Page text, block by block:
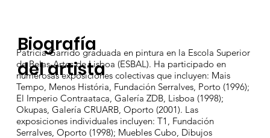
Patrícia Garrido graduada en pintura en la Escola Superior
de Belas-Artes de Lisboa (ESBAL). Ha participado en
numerosas exposiciones colectivas que incluyen: Mais
Tempo, Menos História, Fundación Serralves, Porto (1996);
El Imperio Contraataca, Galería ZDB, Lisboa (1998);
Okupas, Galería CRUARB, Oporto (2001). Las
exposiciones individuales incluyen: T1, Fundación
Serralves, Oporto (1998); Muebles Cubo, Dibujos
Biografía
del artista